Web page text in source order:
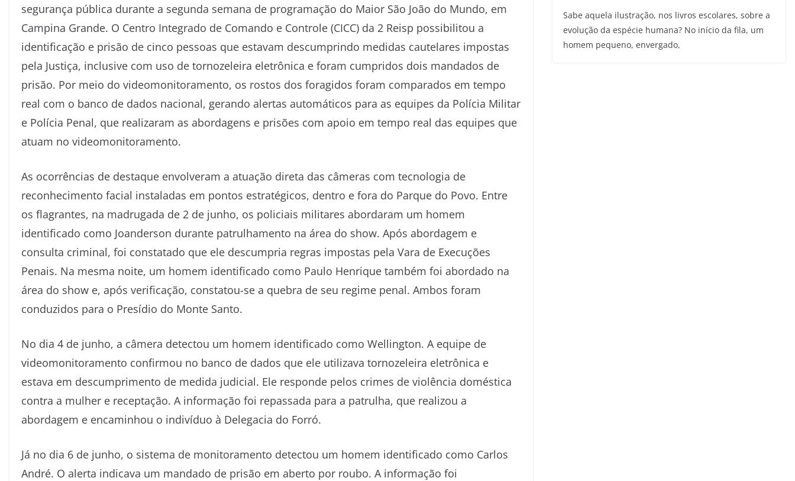
segurança pública durante a segunda semana de programação do Maior São João do Mundo, em
Campina Grande. O Centro Integrado de Comando e Controle (CICC) da 2 Reisp possibilitou a
identificação e prisão de cinco pessoas que estavam descumprindo medidas cautelares impostas
pela Justiça, inclusive com uso de tornozeleira eletrônica e foram cumpridos dois mandados de
prisão. Por meio do videomonitoramento, os rostos dos foragidos foram comparados em tempo
real com o banco de dados nacional, gerando alertas automáticos para as equipes da Polícia Militar
e Polícia Penal, que realizaram as abordagens e prisões com apoio em tempo real das equipes que
atuam no videomonitoramento.
As ocorrências de destaque envolveram a atuação direta das câmeras com tecnologia de
reconhecimento facial instaladas em pontos estratégicos, dentro e fora do Parque do Povo. Entre
os flagrantes, na madrugada de 2 de junho, os policiais militares abordaram um homem
identificado como Joanderson durante patrulhamento na área do show. Após abordagem e
consulta criminal, foi constatado que ele descumpria regras impostas pela Vara de Execuções
Penais. Na mesma noite, um homem identificado como Paulo Henrique também foi abordado na
área do show e, após verificação, constatou-se a quebra de seu regime penal. Ambos foram
conduzidos para o Presídio do Monte Santo.
No dia 4 de junho, a câmera detectou um homem identificado como Wellington. A equipe de
videomonitoramento confirmou no banco de dados que ele utilizava tornozeleira eletrônica e
estava em descumprimento de medida judicial. Ele responde pelos crimes de violência doméstica
contra a mulher e receptação. A informação foi repassada para a patrulha, que realizou a
abordagem e encaminhou o indivíduo à Delegacia do Forró.
Já no dia 6 de junho, o sistema de monitoramento detectou um homem identificado como Carlos
André. O alerta indicava um mandado de prisão em aberto por roubo. A informação foi
Sabe aquela ilustração, nos livros escolares, sobre a
evolução da espécie humana? No início da fila, um
homem pequeno, envergado,